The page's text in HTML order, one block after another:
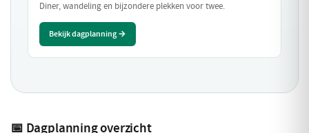
Diner, wandeling en bijzondere plekken voor twee.
Bekijk dagplanning →
📅 Dagplanning overzicht